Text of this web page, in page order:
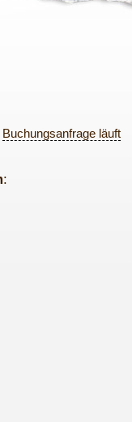
Buchungsanfrage läuft
: